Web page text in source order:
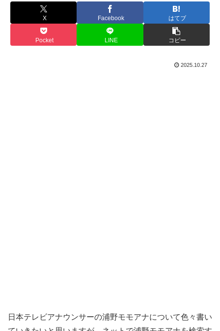
X Facebook はてブ
Pocket LINE コピー
2025.10.27
日本テレビアナウンサーの浦野モモアナについて色々書い